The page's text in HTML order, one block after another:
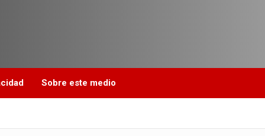
Sobre este medio